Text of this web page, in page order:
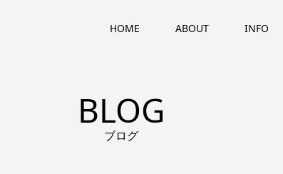
HOME ABOUT INFO
BLOG
ブログ